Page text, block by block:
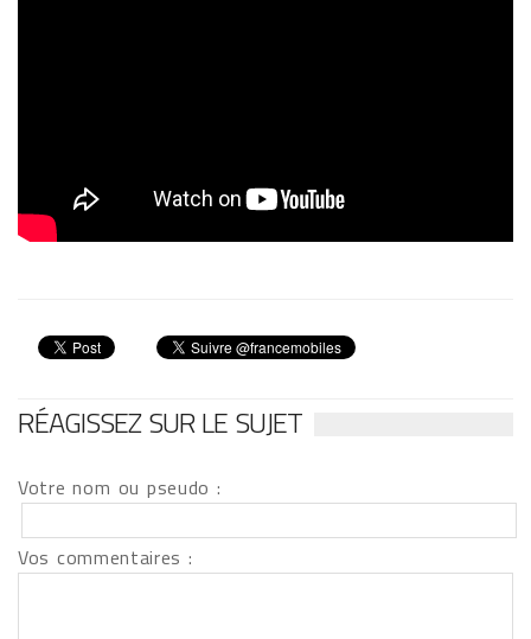
RÉAGISSEZ SUR LE SUJET
Votre nom ou pseudo :
Vos commentaires :